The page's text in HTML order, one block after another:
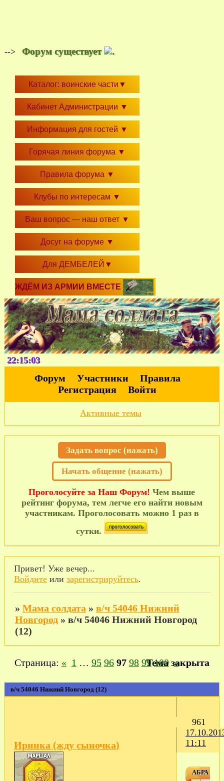
--> Форум существует .
Каталог: воинские части ▼
Кабинет Администрации ▼
Информация для гостей ▼
Горячая линия форума ▼
Правила форума ▼
Клубы по интересам ▼
Ваш вопрос — наш ответ ▼
Досуг на форуме ▼
Для ДЕМБЕЛЕЙ ▼
ЖДЁМ ИЗ АРМИИ ВМЕСТЕ
22:15:04
Форум Участники
Правила
Регистрация
Войти
Активные темы
Задать вопрос (нажать)
Начать общение (нажать)
Проголосуйте за Наш Форум! Чем выше
рейтинг форума, тем легче его найти новым
участникам. Проголосовать можно 1 раз в
сутки.
Привет! Уже вечер...
Войдитеили зарегистрируйтесь.
» Мама солдата » в/ч 54046 Нижний
Новгород » в/ч 54046 Нижний Новгород
(12)
в/ч 54046 Нижний Новгород (12)
Страница: « 1 … 95 96 97 98 99 100 »
Тема закрыта
961
11:11
Иринка (жду сыночка)
АБРА